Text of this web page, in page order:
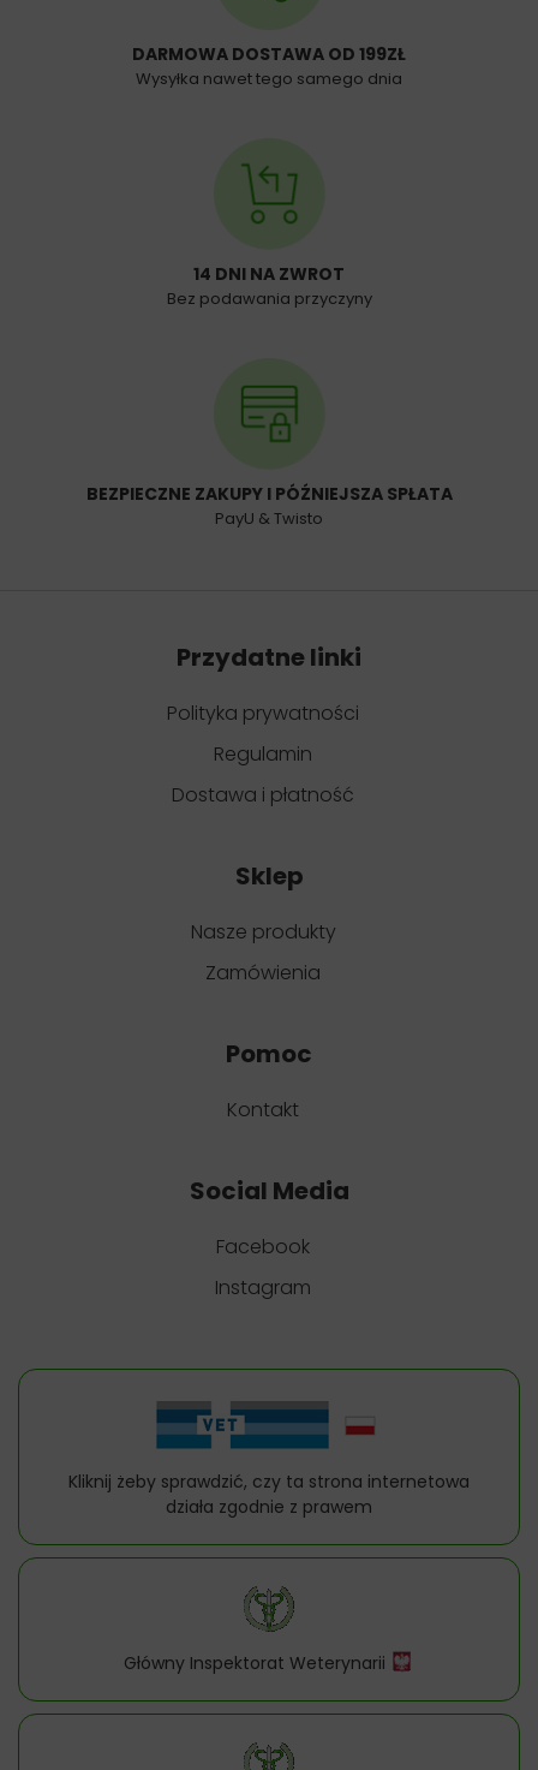
DARMOWA DOSTAWA OD 199ZŁ
Wysyłka nawet tego samego dnia
14 DNI NA ZWROT
Bez podawania przyczyny
BEZPIECZNE ZAKUPY I PÓŹNIEJSZA SPŁATA
PayU & Twisto
Przydatne linki
Polityka prywatności
Regulamin
Dostawa i płatność
Sklep
Nasze produkty
Zamówienia
Pomoc
Kontakt
Social Media
Facebook
Instagram
Kliknij żeby sprawdzić, czy ta strona internetowa
działa zgodnie z prawem
Główny Inspektorat Weterynarii